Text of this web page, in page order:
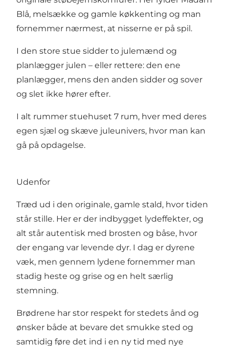
Blå, melsække og gamle køkkenting og man
fornemmer nærmest, at nisserne er på spil.
I den store stue sidder to julemænd og
planlægger julen – eller rettere: den ene
planlægger, mens den anden sidder og sover
og slet ikke hører efter.
I alt rummer stuehuset 7 rum, hver med deres
egen sjæl og skæve juleunivers, hvor man kan
gå på opdagelse.
Udenfor
Træd ud i den originale, gamle stald, hvor tiden
står stille. Her er der indbygget lydeffekter, og
alt står autentisk med brosten og båse, hvor
der engang var levende dyr. I dag er dyrene
væk, men gennem lydene fornemmer man
stadig heste og grise og en helt særlig
stemning.
Brødrene har stor respekt for stedets ånd og
ønsker både at bevare det smukke sted og
samtidig føre det ind i en ny tid med nye